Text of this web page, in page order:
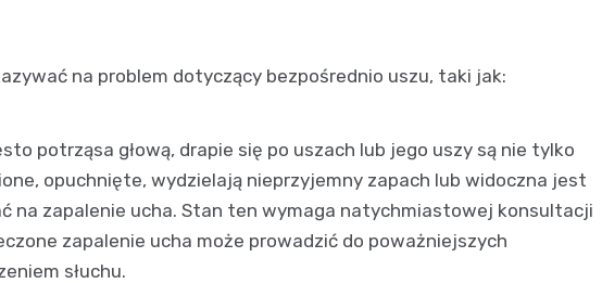
na problem dotyczący bezpośrednio uszu, taki jak:
potrząsa głową, drapie się po uszach lub jego uszy są nie tylko
opuchnięte, wydzielają nieprzyjemny zapach lub widoczna jest
na zapalenie ucha. Stan ten wymaga natychmiastowej konsultacji
zapalenie ucha może prowadzić do poważniejszych
słuchu.